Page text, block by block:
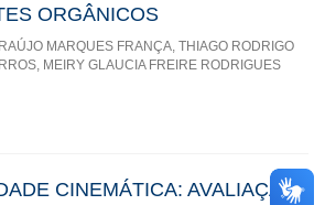
ORGÂNICOS
MARQUES FRANÇA, THIAGO RODRIGO
MEIRY GLAUCIA FREIRE RODRIGUES
CINEMÁTICA: AVALIAÇÃO